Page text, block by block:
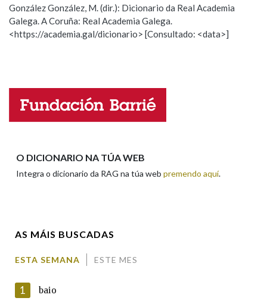
Observación Hai un erro na palabra
Propoño mellorar a definición
Nome
González González, M. (dir.): Dicionario da Real Academia
Galega. A Coruña: Real Academia Galega.
<https://academia.gal/dicionario> [Consultado: <data>]
O DICIONARIO NA TÚA WEB
Integra o dicionario da RAG na túa web premendo aquí.
AS MÁIS BUSCADAS
ESTA SEMANA ESTE MES
1 baio